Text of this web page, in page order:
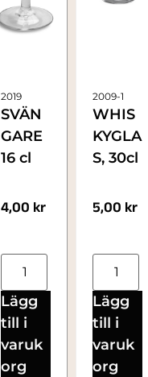
2019
SVÄN
GARE
16 cl
4,00 kr
Lägg
till i
varuk
org
2009-1
WHIS
KYGLA
S, 30cl
5,00 kr
Lägg
till i
varuk
org